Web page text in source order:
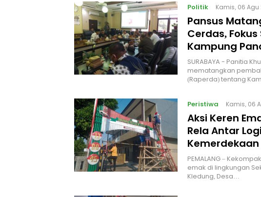
Politik Kamis, 06 Agu
Pansus
Cerdas,
Kampung
‎SURABAYA - Panitia
mematangkan
(Raperda) tentang
Peristiwa Kamis, 06
Aksi Keren
Rela Antar
Kemerdekaan
PEMALANG –
emak di lingkungan
Kledung, Desa…